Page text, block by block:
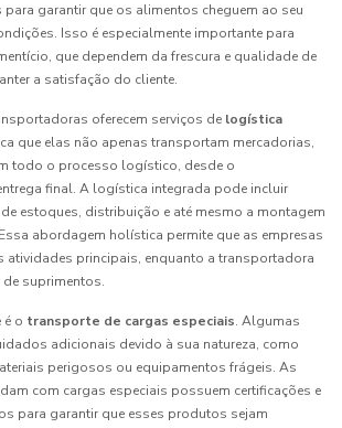
garantir que os alimentos cheguem ao seu
Isso é especialmente importante para
que dependem da frescura e qualidade de
a satisfação do cliente.
oferecem serviços de logística
que elas não apenas transportam mercadorias,
todo o processo logístico, desde o
final. A logística integrada pode incluir
estoques, distribuição e até mesmo a montagem
abordagem holística permite que as empresas
atividades principais, enquanto a transportadora
suprimentos.
é o transporte de cargas especiais. Algumas
adicionais devido à sua natureza, como
perigosos ou equipamentos frágeis. As
com cargas especiais possuem certificações e
para garantir que esses produtos sejam